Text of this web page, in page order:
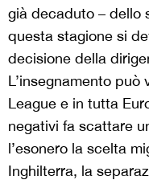
già decaduto – dello
questa stagione si
decisione della
L’insegnamento
League e in tutta
negativi fa scattare
l’esonero la scelta
Inghilterra, la